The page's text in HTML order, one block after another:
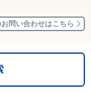
問い合わせはこちら